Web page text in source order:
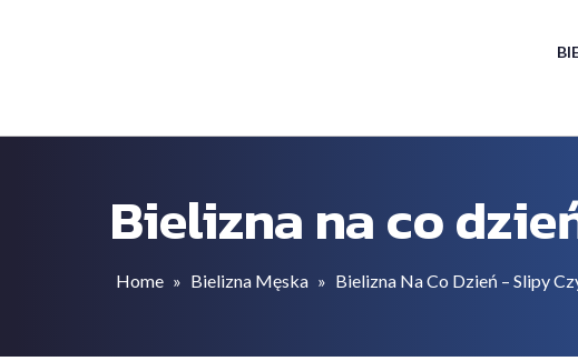
Bielizna na co
Home » Bielizna Męska » Bielizna Na Co Dzień – Slipy